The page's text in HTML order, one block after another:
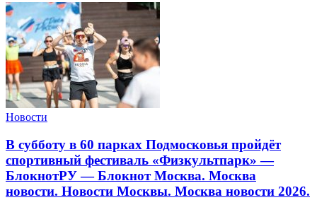
Новости
В субботу в 60 парках Подмосковья пройдёт
спортивный фестиваль «Физкультпарк» —
БлокнотРУ — Блокнот Москва. Москва
новости. Новости Москвы. Москва новости 2026.